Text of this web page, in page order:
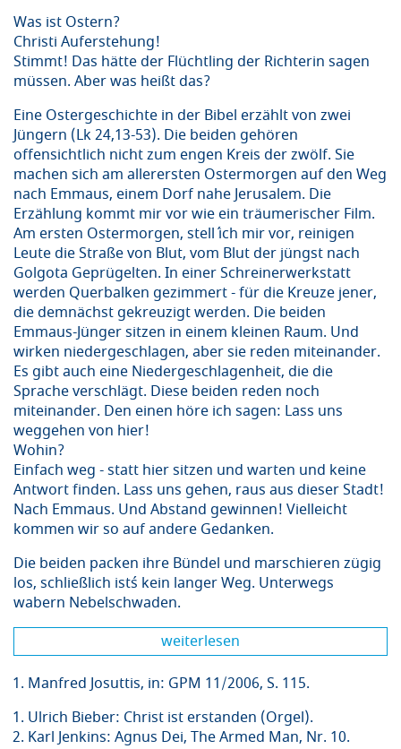
Was ist Ostern?
Christi Auferstehung!
Stimmt! Das hätte der Flüchtling der Richterin sagen
müssen. Aber was heißt das?
Eine Ostergeschichte in der Bibel erzählt von zwei
Jüngern (Lk 24,13-53). Die beiden gehören
offensichtlich nicht zum engen Kreis der zwölf. Sie
machen sich am allerersten Ostermorgen auf den Weg
nach Emmaus, einem Dorf nahe Jerusalem. Die
Erzählung kommt mir vor wie ein träumerischer Film.
Am ersten Ostermorgen, stell´ ich mir vor, reinigen
Leute die Straße von Blut, vom Blut der jüngst nach
Golgota Geprügelten. In einer Schreinerwerkstatt
werden Querbalken gezimmert - für die Kreuze jener,
die demnächst gekreuzigt werden. Die beiden
Emmaus-Jünger sitzen in einem kleinen Raum. Und
wirken niedergeschlagen, aber sie reden miteinander.
Es gibt auch eine Niedergeschlagenheit, die die
Sprache verschlägt. Diese beiden reden noch
miteinander. Den einen höre ich sagen: Lass uns
weggehen von hier!
Wohin?
Einfach weg - statt hier sitzen und warten und keine
Antwort finden. Lass uns gehen, raus aus dieser Stadt!
Nach Emmaus. Und Abstand gewinnen! Vielleicht
kommen wir so auf andere Gedanken.
Die beiden packen ihre Bündel und marschieren zügig
los, schließlich ist´s kein langer Weg. Unterwegs
wabern Nebelschwaden.
weiterlesen
Manfred Josuttis, in: GPM 11/2006, S. 115.
Ulrich Bieber: Christ ist erstanden (Orgel).
Karl Jenkins: Agnus Dei, The Armed Man, Nr. 10.